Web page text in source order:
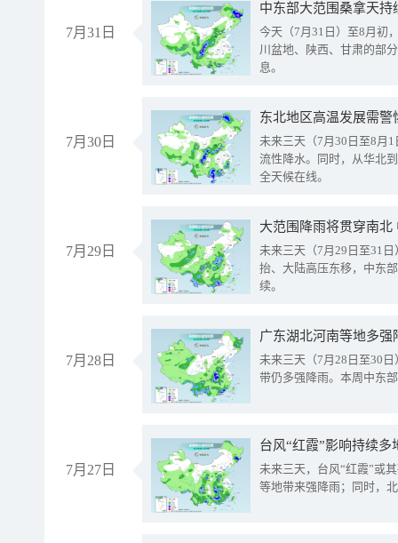
7月31日
中东部大范围桑拿天
今天（7月31日）至8月初
川盆地、陕西、甘肃的部
息。
7月30日
东北地区高温发展需
未来三天（7月30日至8月
流性降水。同时，从华北
全天候在线。
7月29日
大范围降雨将贯穿南
未来三天（7月29日至31
抬、大陆高压东移，中东
续。
7月28日
广东湖北河南等地多
未来三天（7月28日至30
带仍多强降雨。本周中东
7月27日
台风“红霞”影响持续
未来三天，台风“红霞”或
等地带来强降雨；同时，